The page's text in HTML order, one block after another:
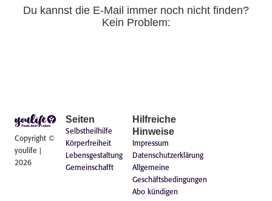
Du kannst die E-Mail immer noch nicht finden?
Kein Problem:
Copyright ©
youlife |
2026
Seiten
Selbstheilhilfe
Körperfreiheit
Lebensgestaltung
Gemeinschafft
Hilfreiche
Hinweise
Impressum
Datenschutzerklärung
Allgemeine
Geschäftsbedingungen
Abo kündigen